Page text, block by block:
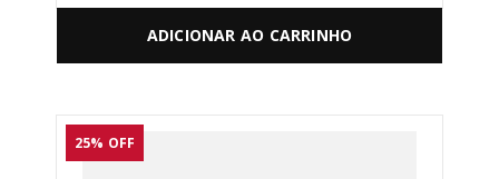
ADICIONAR AO CARRINHO
25% OFF